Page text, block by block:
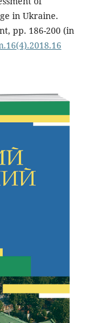
in Ukraine.
pp. 186-200 (in